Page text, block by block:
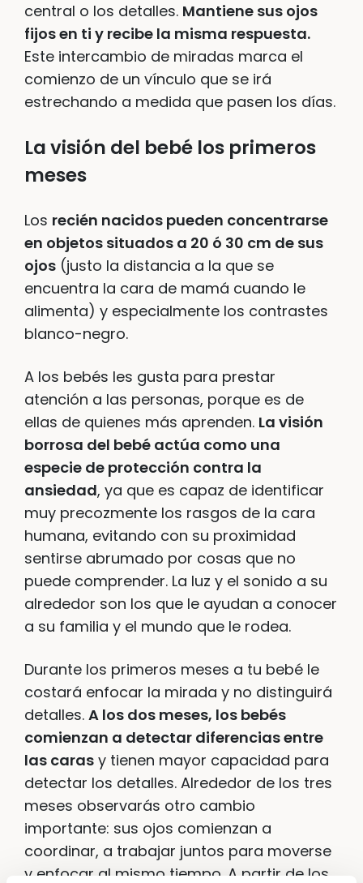
central o los detalles. Mantiene sus ojos
fijos en ti y recibe la misma respuesta.
Este intercambio de miradas marca el
comienzo de un vínculo que se irá
estrechando a medida que pasen los días.
La visión del bebé los primeros
meses
Los recién nacidos pueden concentrarse
en objetos situados a 20 ó 30 cm de sus
ojos (justo la distancia a la que se
encuentra la cara de mamá cuando le
alimenta) y especialmente los contrastes
blanco-negro.
A los bebés les gusta para prestar
atención a las personas, porque es de
ellas de quienes más aprenden. La visión
borrosa del bebé actúa como una
especie de protección contra la
ansiedad, ya que es capaz de identificar
muy precozmente los rasgos de la cara
humana, evitando con su proximidad
sentirse abrumado por cosas que no
puede comprender. La luz y el sonido a su
alrededor son los que le ayudan a conocer
a su familia y el mundo que le rodea.
Durante los primeros meses a tu bebé le
costará enfocar la mirada y no distinguirá
detalles. A los dos meses, los bebés
comienzan a detectar diferencias entre
las caras y tienen mayor capacidad para
detectar los detalles. Alrededor de los tres
meses observarás otro cambio
importante: sus ojos comienzan a
coordinar, a trabajar juntos para moverse
y enfocar al mismo tiempo. A partir de los